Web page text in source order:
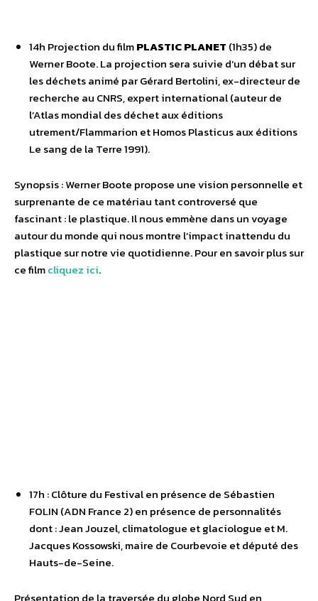
14h Projection du filmPLASTIC PLANET (1h35) de
Werner Boote. La projection sera suivie d’un débat sur
les déchets animé par Gérard Bertolini, ex-directeur de
recherche au CNRS, expert international (auteur de
l’Atlas mondial des déchet aux éditions
utrement/Flammarion et Homos Plasticus aux éditions
Le sang de la Terre 1991).
Synopsis : Werner Boote propose une vision personnelle et
surprenante de ce matériau tant controversé que
fascinant : le plastique. Il nous emmène dans un voyage
autour du monde qui nous montre l’impact inattendu du
plastique sur notre vie quotidienne. Pour en savoir plus sur
ce filmcliquez ici.
17h : Clôture du Festival en présence de Sébastien
FOLIN (ADN France 2) en présence de personnalités
dont : Jean Jouzel, climatologue et glaciologue et M.
Jacques Kossowski, maire de Courbevoie et député des
Hauts-de-Seine.